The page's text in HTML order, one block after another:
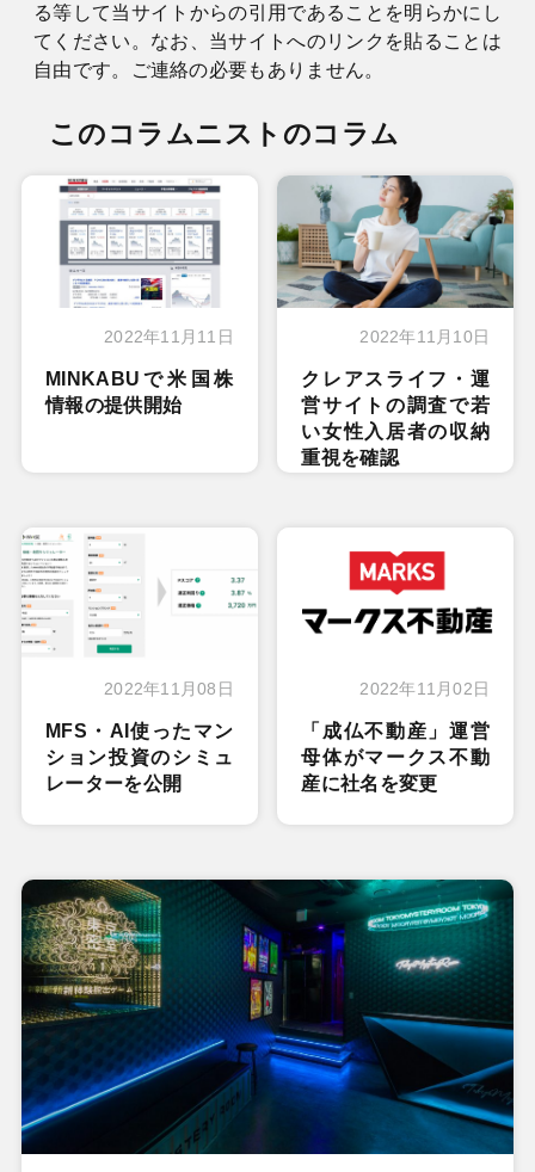
る等して当サイトからの引用であることを明らかにし
てください。なお、当サイトへのリンクを貼ることは
自由です。ご連絡の必要もありません。
このコラムニストのコラム
2022年11月11日
MINKABUで米国株
情報の提供開始
2022年11月10日
クレアスライフ・運
営サイトの調査で若
い女性入居者の収納
重視を確認
2022年11月08日
MFS・AI使ったマン
ション投資のシミュ
レーターを公開
2022年11月02日
「成仏不動産」運営
母体がマークス不動
産に社名を変更